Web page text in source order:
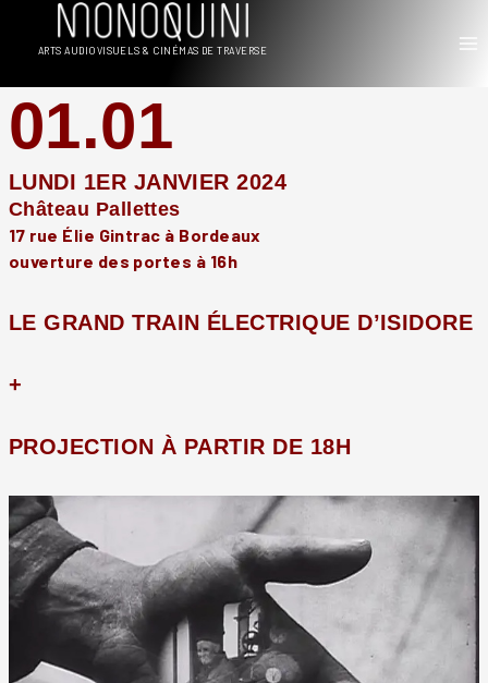
ARTS AUDIOVISUELS & CINÉMAS DE TRAVERSE
01.01
LUNDI 1ER JANVIER 2024
Château Pallettes
17 rue Élie Gintrac à Bordeaux
ouverture des portes à 16h
LE GRAND TRAIN ÉLECTRIQUE D’ISIDORE
+
PROJECTION À PARTIR DE 18H